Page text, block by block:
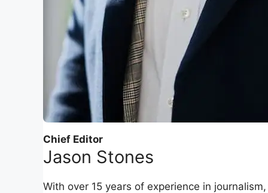
Chief Editor
Jason Stones
With over 15 years of experience in